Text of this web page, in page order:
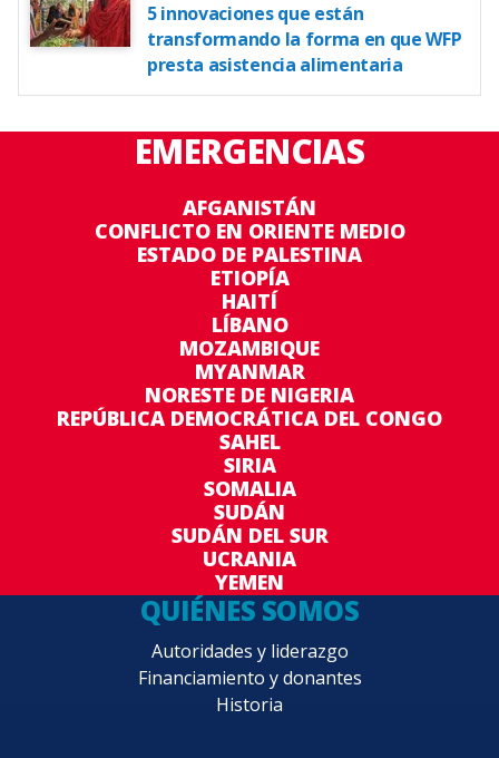
5 innovaciones que están
transformando la forma en que WFP
presta asistencia alimentaria
EMERGENCIAS
AFGANISTÁN
CONFLICTO EN ORIENTE MEDIO
ESTADO DE PALESTINA
ETIOPÍA
HAITÍ
LÍBANO
MOZAMBIQUE
MYANMAR
NORESTE DE NIGERIA
REPÚBLICA DEMOCRÁTICA DEL CONGO
SAHEL
SIRIA
SOMALIA
SUDÁN
SUDÁN DEL SUR
UCRANIA
YEMEN
QUIÉNES SOMOS
Autoridades y liderazgo
Financiamiento y donantes
Historia